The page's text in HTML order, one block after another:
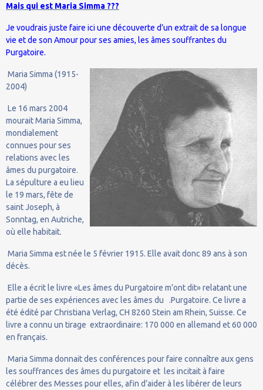
Mais qui est Maria Simma ???
Je voudrais juste faire ici une découverte d’un extrait de sa longue
vie et de son Amour pour ses amies, les âmes souffrantes du
Purgatoire.
Maria Simma (1915-
2004)
Le 16 mars 2004
mourait Maria Simma,
mondialement
connues pour ses
relations avec les
âmes du purgatoire.
La sépulture a eu lieu
le 19 mars, fête de
saint Joseph, à
Sonntag, en Autriche,
où elle habitait.
Maria Simma est née le 5 février 1915. Elle avait donc 89 ans à son
décès.
Elle a écrit le livre «Les âmes du Purgatoire m’ont dit» relatant une
partie de ses expériences avec les âmes du .Purgatoire. Ce livre a
été édité par Christiana Verlag, CH 8260 Stein am Rhein, Suisse. Ce
livre a connu un tirage extraordinaire: 170 000 en allemand et 60 000
en français.
Maria Simma donnait des conférences pour faire connaître aux gens
les souffrances des âmes du purgatoire et les incitait à faire
célébrer des Messes pour elles, afin d’aider à les libérer de leurs